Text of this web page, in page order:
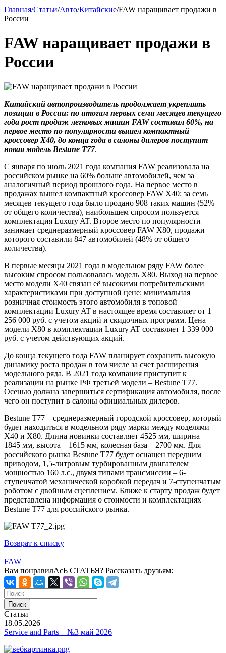
Главная/Статьи/Авто/Китайские/FAW наращивает продажи в
России
FAW наращивает продажи в
России
Китайский автопроизводитель продолжает укреплять
позиции в России: по итогам первых семи месяцев текущего
года рост продаж легковых машин FAW составил 60%, на
первое место по популярности вышел компактный
кроссовер Х40, до конца года в салоны дилеров поступит
новая модель Bestune T77.
С января по июль 2021 года компания FAW реализовала на
российском рынке на 60% больше автомобилей, чем за
аналогичный период прошлого года. На первое место в
продажах вышел компактный кроссовер FAW Х40: за семь
месяцев текущего года было продано 908 таких машин (52%
от общего количества), наибольшем спросом пользуется
комплектация Luxury AT. Второе место по популярности
занимает среднеразмерный кроссовер FAW Х80, продажи
которого составили 847 автомобилей (48% от общего
количества).
В первые месяцы 2021 года в модельном ряду FAW более
высоким спросом пользовалась модель Х80. Выход на первое
место модели Х40 связан её высокими потребительскими
характеристиками при доступной цене: минимальная
розничная стоимость этого автомобиля в топовой
комплектации Luxury AT в настоящее время составляет от 1
256 000 руб. с учетом акций и скидочных программ. Цена
модели Х80 в комплектации Luxury AT составляет 1 339 000
руб. с учетом действующих акций.
До конца текущего года FAW планирует сохранить высокую
динамику роста продаж в том числе за счет расширения
модельного ряда. В 2021 года компания приступит к
реализации на рынке РФ третьей модели – Bestune T77.
Осенью должна завершиться сертификация автомобиля, после
чего он поступит в салоны официальных дилеров.
Bestune T77 – среднеразмерный городской кроссовер, который
будет находиться в модельном ряду марки между моделями
Х40 и Х80. Длина новинки составляет 4525 мм, ширина –
1845 мм, высота – 1615 мм, колесная база – 2700 мм. Для
российского рынка Bestune T77 будет оснащен передним
приводом, 1,5-литровым турбированным двигателем
мощностью 160 л.с., двумя типами трансмиссии – 6-
ступенчатой механической коробкой передач и 7-ступенчатым
роботом с двойным сцеплением. Ближе к старту продаж будет
представлена информация о стоимости и комплектациях
Bestune T77 для российского рынка.
Возврат к списку
FAW
Вам понравилАсЬ СТАТЬЯ? Рассказать друзьям:
Статьи
18.05.2026
Service and Parts – №3 май 2026